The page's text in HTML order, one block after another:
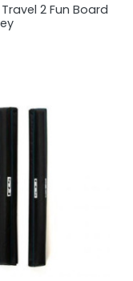
rapide
2 Fun Board